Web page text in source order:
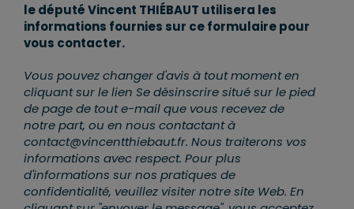
le député Vincent THIÉBAUT utilisera les
informations fournies sur ce formulaire pour
vous contacter.
Vous pouvez changer d'avis à tout moment en
cliquant sur le lien Se désinscrire situé sur le pied
de page de tout e-mail que vous recevez de
notre part, ou en nous contactant à
contact@vincentthiebaut.fr. Nous traiterons vos
informations avec respect. Pour plus
d'informations sur nos pratiques de
confidentialité, veuillez visiter notre site Web. En